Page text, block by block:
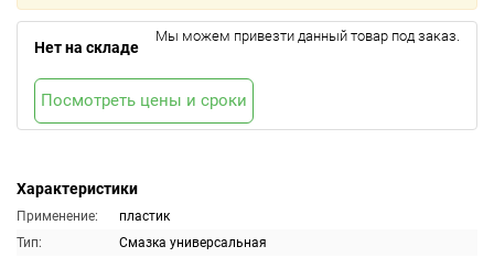
Характеристики
Применение:
пластик
Тип:
Смазка универсальная
Нет на складе
Мы можем привезти данный товар под заказ.
Посмотреть цены и сроки